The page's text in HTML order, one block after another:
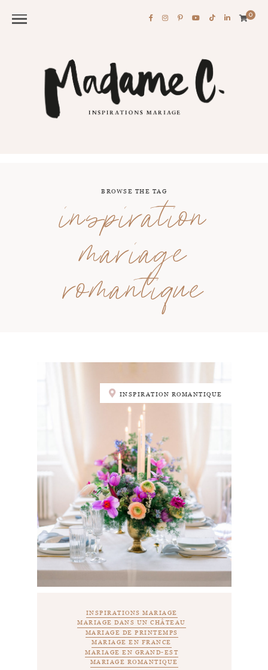
0
BROWSE THE TAG
inspiration
mariage
romantique
INSPIRATION ROMANTIQUE
INSPIRATIONS MARIAGE
MARIAGE DANS UN CHÂTEAU
MARIAGE DE PRINTEMPS
MARIAGE EN FRANCE
MARIAGE EN GRAND-EST
MARIAGE ROMANTIQUE